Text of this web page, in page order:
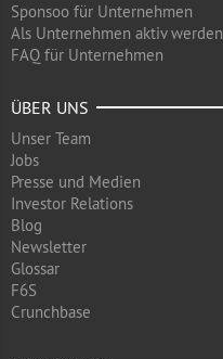
Sponsoo für Unternehmen
Als Unternehmen aktiv werden
FAQ für Unternehmen
ÜBER UNS
Unser Team
Jobs
Presse und Medien
Investor Relations
Blog
Newsletter
Glossar
F6S
Crunchbase